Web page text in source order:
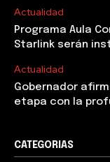
Actualidad
Programa Aula
Starlink serán
Actualidad
Gobernador
etapa con la
CATEGORIAS